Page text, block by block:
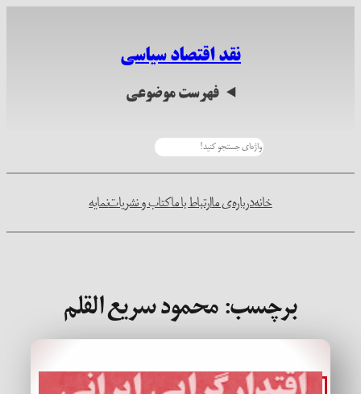
نقد اقتصاد سیاسی
فهرست موضوعی
خانهدرباره‌ی ماارتباط با ماکتاب و نشریاتنمایه
برچسب:محمود سریع القلم